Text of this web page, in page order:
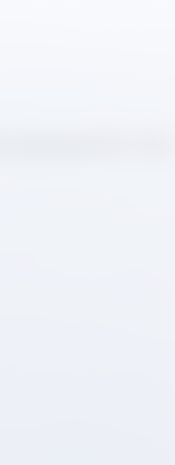
EHVT-50 -